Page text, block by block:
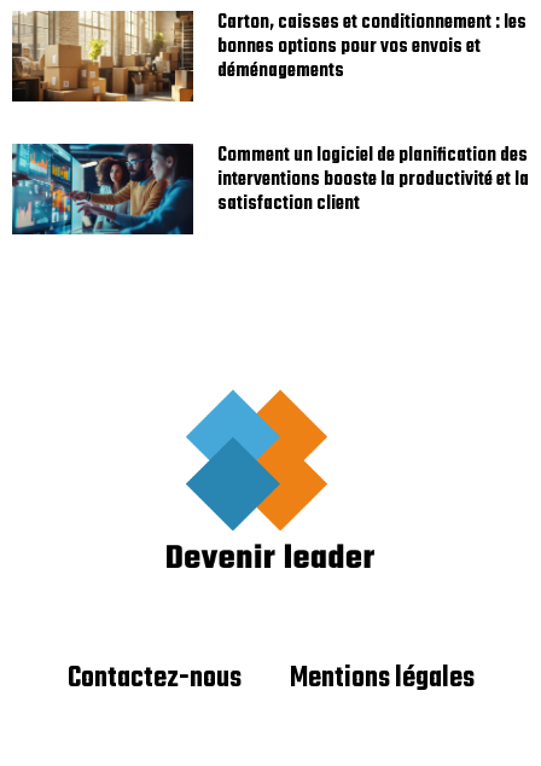
Carton, caisses et conditionnement : les
bonnes options pour vos envois et
déménagements
Comment un logiciel de planification des
interventions booste la productivité et la
satisfaction client
Contactez-nous Mentions légales